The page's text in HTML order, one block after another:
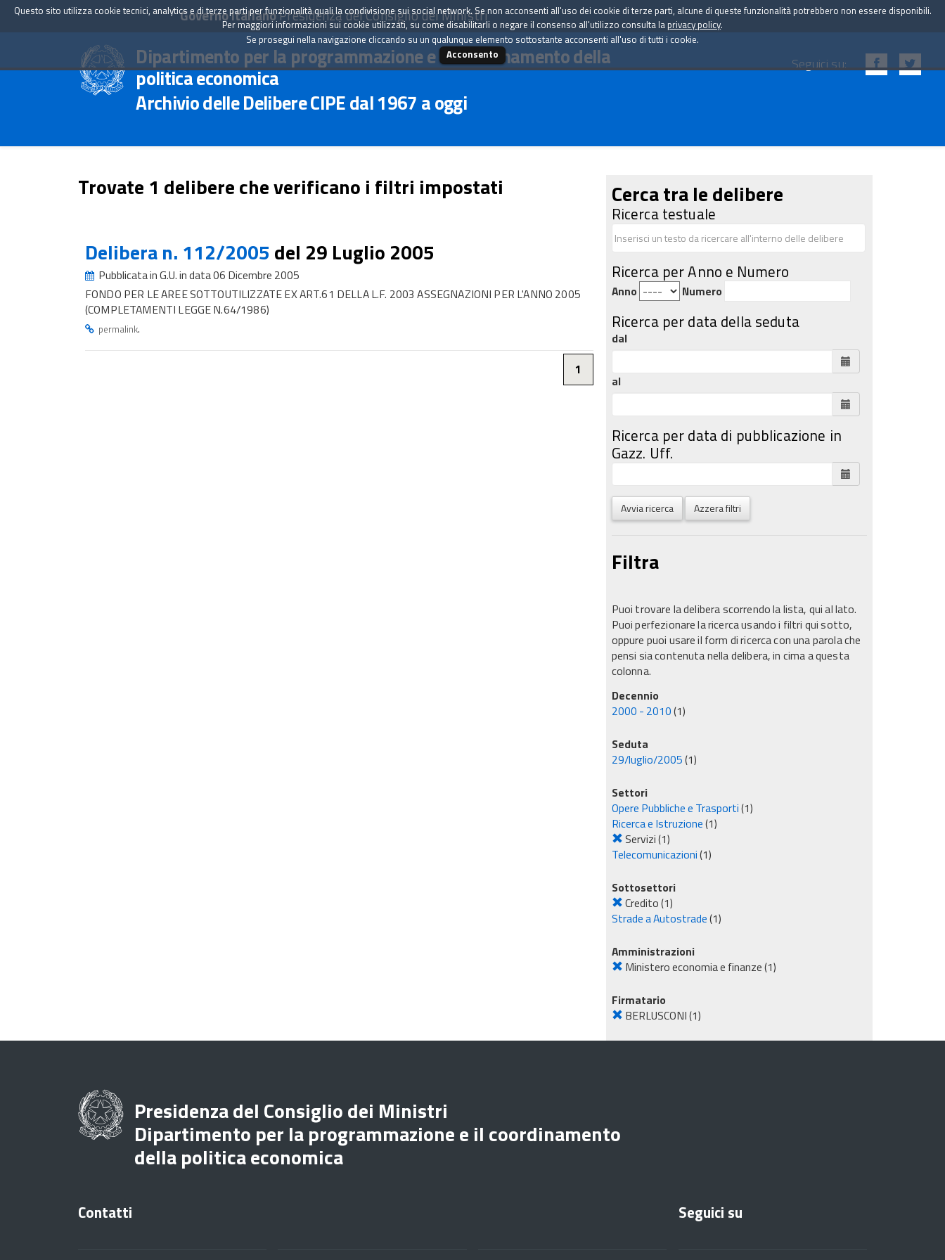
Governo ItalianoPresidenza del Consiglio dei Ministri
Dipartimento per la programmazione e il coordinamento della
politica economica
Archivio delle Delibere CIPE dal 1967 a oggi
Seguici su:
Trovate 1 delibere che verificano i filtri impostati
Delibera n. 112/2005 del 29 Luglio 2005
Pubblicata in G.U. in data 06 Dicembre 2005
FONDO PER LE AREE SOTTOUTILIZZATE EX ART.61 DELLA L.F. 2003 ASSEGNAZIONI PER L'ANNO 2005
(COMPLETAMENTI LEGGE N.64/1986)
permalink.
1
Cerca tra le delibere
Ricerca testuale
Ricerca per Anno e Numero
Anno Numero
Ricerca per data della seduta
dal
al
Ricerca per data di pubblicazione in
Gazz. Uff.
Avvia ricerca Azzera filtri
Filtra
Puoi trovare la delibera scorrendo la lista, qui al lato.
Puoi perfezionare la ricerca usando i filtri qui sotto,
oppure puoi usare il form di ricerca con una parola che
pensi sia contenuta nella delibera, in cima a questa
colonna.
Decennio
2000 - 2010(1)
Seduta
29/luglio/2005(1)
Settori
Opere Pubbliche e Trasporti(1)
Ricerca e Istruzione(1)
Servizi(1)
Telecomunicazioni(1)
Sottosettori
Credito(1)
Strade a Autostrade(1)
Amministrazioni
Ministero economia e finanze(1)
Firmatario
BERLUSCONI(1)
Questo sito utilizza cookie tecnici, analytics e di terze parti per funzionalità quali la condivisione sui social network. Se non acconsenti all'uso dei cookie di terze parti, alcune di queste funzionalità potrebbero non essere disponibili.
Per maggiori informazioni sui cookie utilizzati, su come disabilitarli o negare il consenso all'utilizzo consulta la privacy policy.
Se prosegui nella navigazione cliccando su un qualunque elemento sottostante acconsenti all'uso di tutti i cookie.
Acconsento
Presidenza del Consiglio dei Ministri
Dipartimento per la programmazione e il coordinamento
della politica economica
Contatti Seguici su